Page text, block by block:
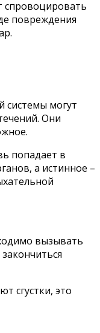
спровоцировать
повреждения
системы могут
Они
попадает в
а истинное –
вызывать
сгустки, это